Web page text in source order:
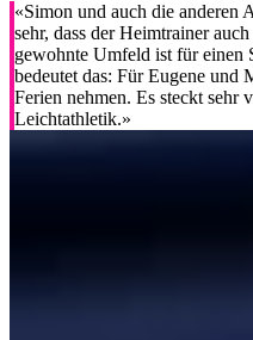
«Simon und auch die anderen
sehr, dass der Heimtrainer
gewohnte Umfeld ist für einen
bedeutet das: Für Eugene und
Ferien nehmen. Es steckt sehr
Leichtathletik.»